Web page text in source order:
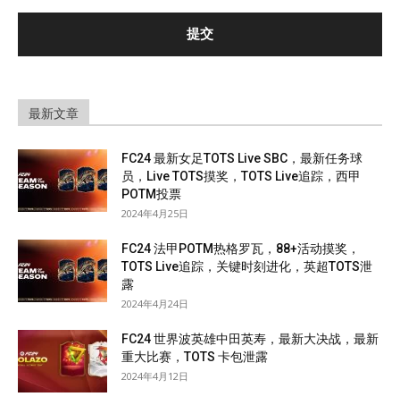
最新文章
FC24 最新女足TOTS Live SBC，最新任务球
员，Live TOTS摸奖，TOTS Live追踪，西甲
POTM投票
2024年4月25日
FC24 法甲POTM热格罗瓦，88+活动摸奖，
TOTS Live追踪，关键时刻进化，英超TOTS泄
露
2024年4月24日
FC24 世界波英雄中田英寿，最新大决战，最新
重大比赛，TOTS 卡包泄露
2024年4月12日